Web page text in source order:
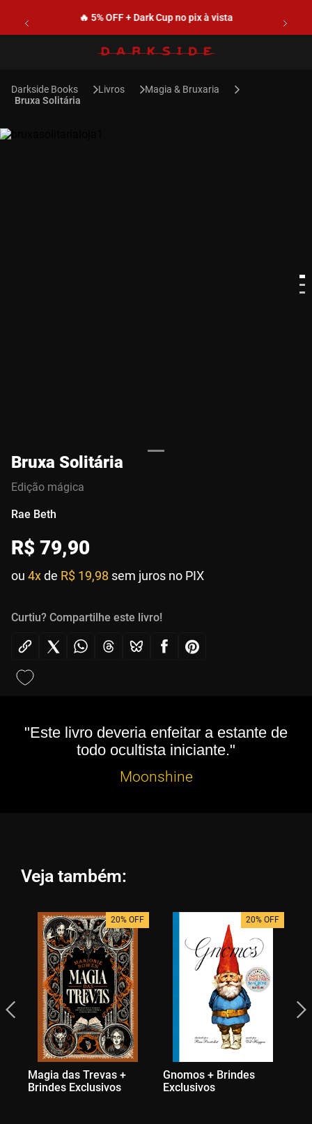
🔥 5% OFF + Dark Cup no pix à vista
Livros
Magia & Bruxaria
Bruxa Solitária
Bruxa Solitária
Edição mágica
Rae Beth
R$ 79,90
ou 4xde R$ 19,98 sem juros no PIX
Curtiu? Compartilhe este livro!
"Este livro deveria enfeitar a estante de
todo ocultista iniciante."
Moonshine
Veja também:
20% OFF
Magia das Trevas +
Brindes Exclusivos
20% OFF
Gnomos + Brindes
Exclusivos